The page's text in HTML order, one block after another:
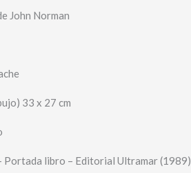
John Norman
33 x 27 cm
Portada libro – Editorial Ultramar (1989)